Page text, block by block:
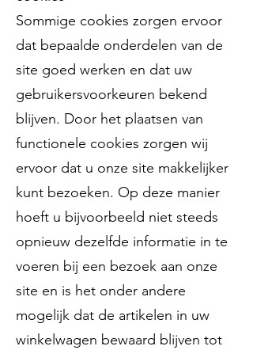
Sommige cookies zorgen ervoor
dat bepaalde onderdelen van de
site goed werken en dat uw
gebruikersvoorkeuren bekend
blijven. Door het plaatsen van
functionele cookies zorgen wij
ervoor dat u onze site makkelijker
kunt bezoeken. Op deze manier
hoeft u bijvoorbeeld niet steeds
opnieuw dezelfde informatie in te
voeren bij een bezoek aan onze
site en is het onder andere
mogelijk dat de artikelen in uw
winkelwagen bewaard blijven tot